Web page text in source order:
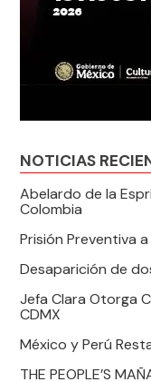
NOTICIAS
Abelardo de la
Colombia
Prisión Preventiva
Desaparición de
Jefa Clara Otorga
CDMX
México y Perú
THE PEOPLE’S